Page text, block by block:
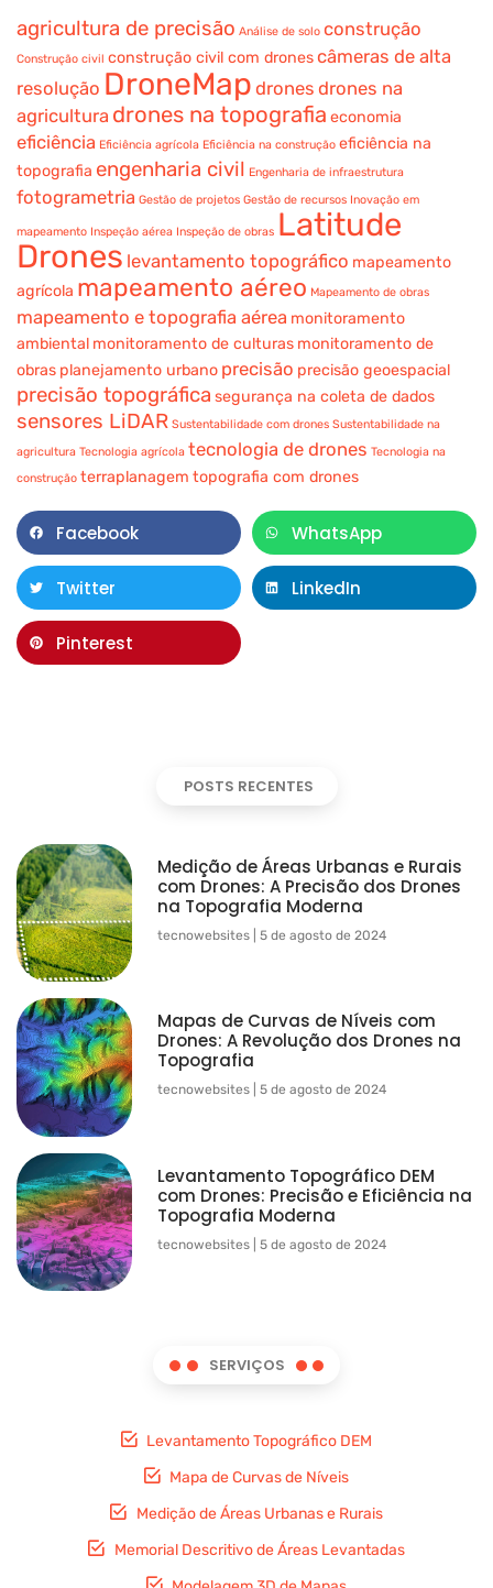
agricultura de precisão Análise de solo construção
Construção civil construção civil com dronescâmeras de alta
resolução DroneMap drones drones na
agricultura drones na topografia economia
eficiência Eficiência agrícola Eficiência na construção eficiência na
topografia engenharia civil Engenharia de infraestrutura
fotogrametria Gestão de projetos Gestão de recursos Inovação em
mapeamento Inspeção aérea Inspeção de obras Latitude
Drones levantamento topográfico mapeamento
agrícola mapeamento aéreo Mapeamento de obras
mapeamento e topografia aérea monitoramento
ambiental monitoramento de culturas monitoramento de
obras planejamento urbano precisão precisão geoespacial
precisão topográfica segurança na coleta de dados
sensores LiDAR Sustentabilidade com drones Sustentabilidade na
agricultura Tecnologia agrícola tecnologia de drones Tecnologia na
construção terraplanagem topografia com drones
Facebook WhatsApp
Twitter LinkedIn
Pinterest
POSTS RECENTES
Medição de Áreas Urbanas e Rurais
com Drones: A Precisão dos Drones
na Topografia Moderna
tecnowebsites 5 de agosto de 2024
Mapas de Curvas de Níveis com
Drones: A Revolução dos Drones na
Topografia
tecnowebsites 5 de agosto de 2024
Levantamento Topográfico DEM
com Drones: Precisão e Eficiência na
Topografia Moderna
tecnowebsites 5 de agosto de 2024
SERVIÇOS
Levantamento Topográfico DEM
Mapa de Curvas de Níveis
Medição de Áreas Urbanas e Rurais
Memorial Descritivo de Áreas Levantadas